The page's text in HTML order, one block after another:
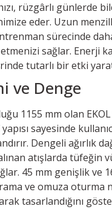
rüzgârlı günlerde
eder. Uzun
sürecinde
sağlar. Enerji
tutarlı bir etki
ve Denge
1155 mm olan
sayesinde
Dengeli ağırlık
atışlarda tüfeğin
45 mm genişlik ve
ve omuza oturma
tasarlandığını